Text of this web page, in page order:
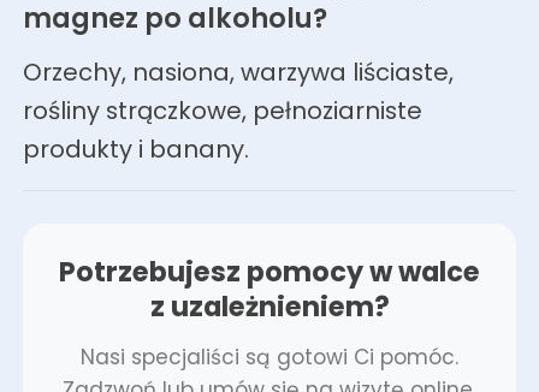
magnez po alkoholu?
Orzechy, nasiona, warzywa liściaste,
rośliny strączkowe, pełnoziarniste
produkty i banany.
Potrzebujesz pomocy w walce
z uzależnieniem?
Nasi specjaliści są gotowi Ci pomóc.